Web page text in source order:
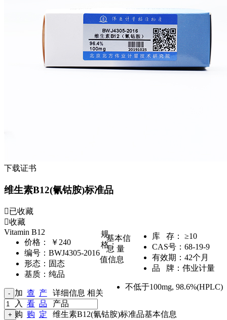
下载证书
维生素B12(氰钴胺)标准品
已收藏
收藏
Vitamin B12
价格：
￥240
编号： BWJ4305-2016
形态： 固态
基质： 纯品
库 存：
≥10
CAS号： 68-19-9
有效期： 42个月
品 牌： 伟业计量
规
格：
不低于100mg, 98.6%(HPLC)
加
入
购
查
看
购
产
品
定
基本信
息 量
值信息
详细信息 相关
产品
维生素B12(氰钴胺)标准品基本信息